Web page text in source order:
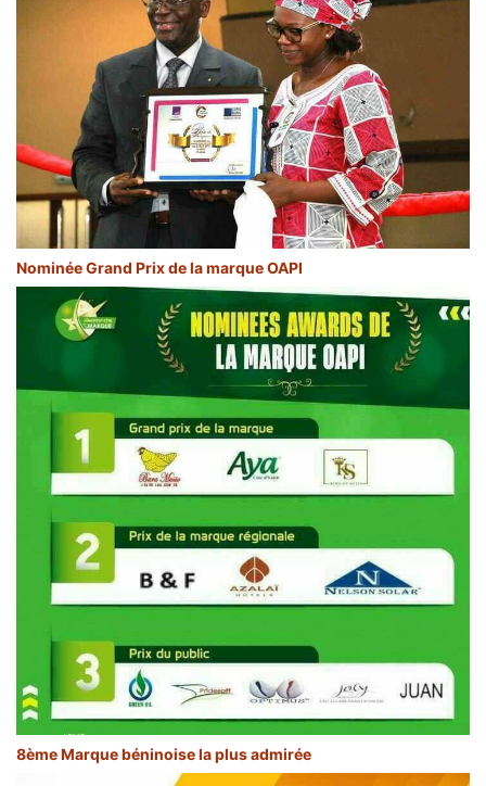
Nominée Grand Prix de la marque OAPI
8ème Marque béninoise la plus admirée